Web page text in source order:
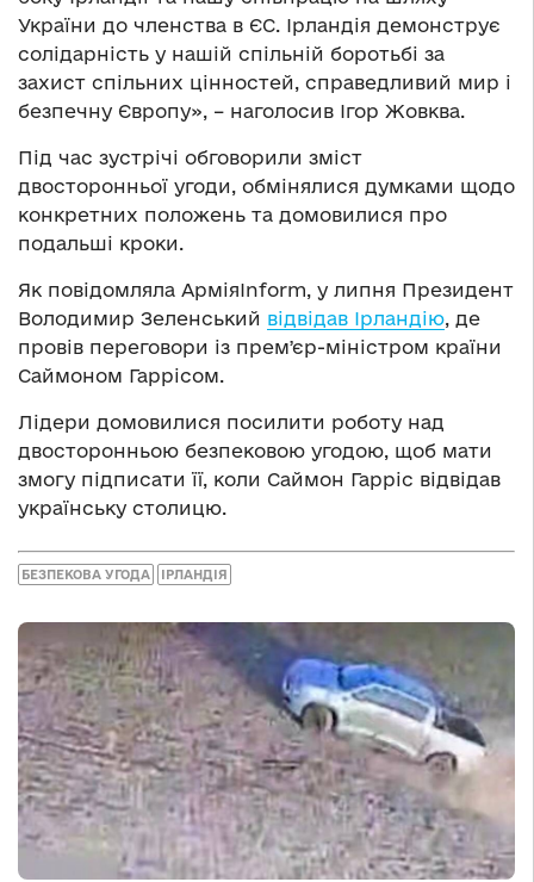
України до членства в ЄС. Ірландія демонструє
солідарність у нашій спільній боротьбі за
захист спільних цінностей, справедливий мир і
безпечну Європу», – наголосив Ігор Жовква.
Під час зустрічі обговорили зміст
двосторонньої угоди, обмінялися думками щодо
конкретних положень та домовилися про
подальші кроки.
Як повідомляла АрміяInform, у липня Президент
Володимир Зеленський відвідав Ірландію, де
провів переговори із премʼєр-міністром країни
Саймоном Гаррісом.
Лідери домовилися посилити роботу над
двосторонньою безпековою угодою, щоб мати
змогу підписати її, коли Саймон Гарріс відвідав
українську столицю.
БЕЗПЕКОВА УГОДА ІРЛАНДІЯ